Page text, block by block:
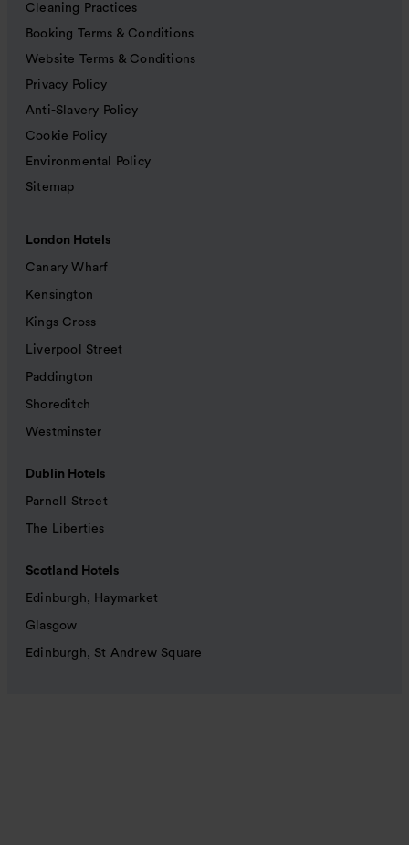
Cleaning Practices
Booking Terms & Conditions
Website Terms & Conditions
Privacy Policy
Anti-Slavery Policy
Cookie Policy
Environmental Policy
Sitemap
London Hotels
Canary Wharf
Kensington
Kings Cross
Liverpool Street
Paddington
Shoreditch
Westminster
Dublin Hotels
Parnell Street
The Liberties
Scotland Hotels
Edinburgh, Haymarket
Glasgow
Edinburgh, St Andrew Square